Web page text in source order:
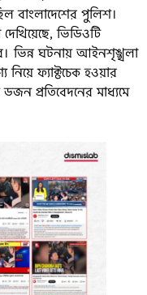
বাংলাদেশের পুলিশ।
ভিডিওটি
ভিন্ন ঘটনায় আইনশৃঙ্খলা
ফ্যাক্টচেক হওয়ার
প্রতিবেদনের মাধ্যমে